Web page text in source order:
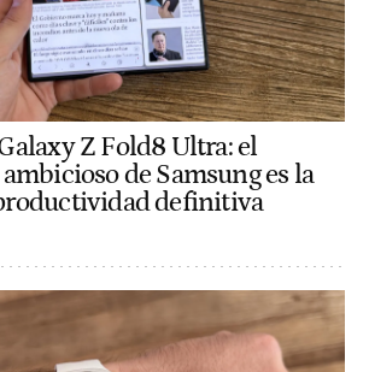
Z Fold8 Ultra: el
de Samsung es la
definitiva